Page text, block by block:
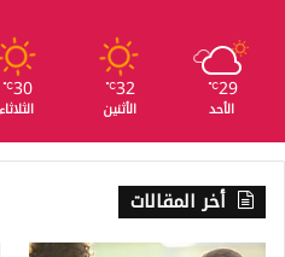
29
℃
الأحد
32
℃
الأثنين
30
℃
الثلاثاء
أخر المقالات